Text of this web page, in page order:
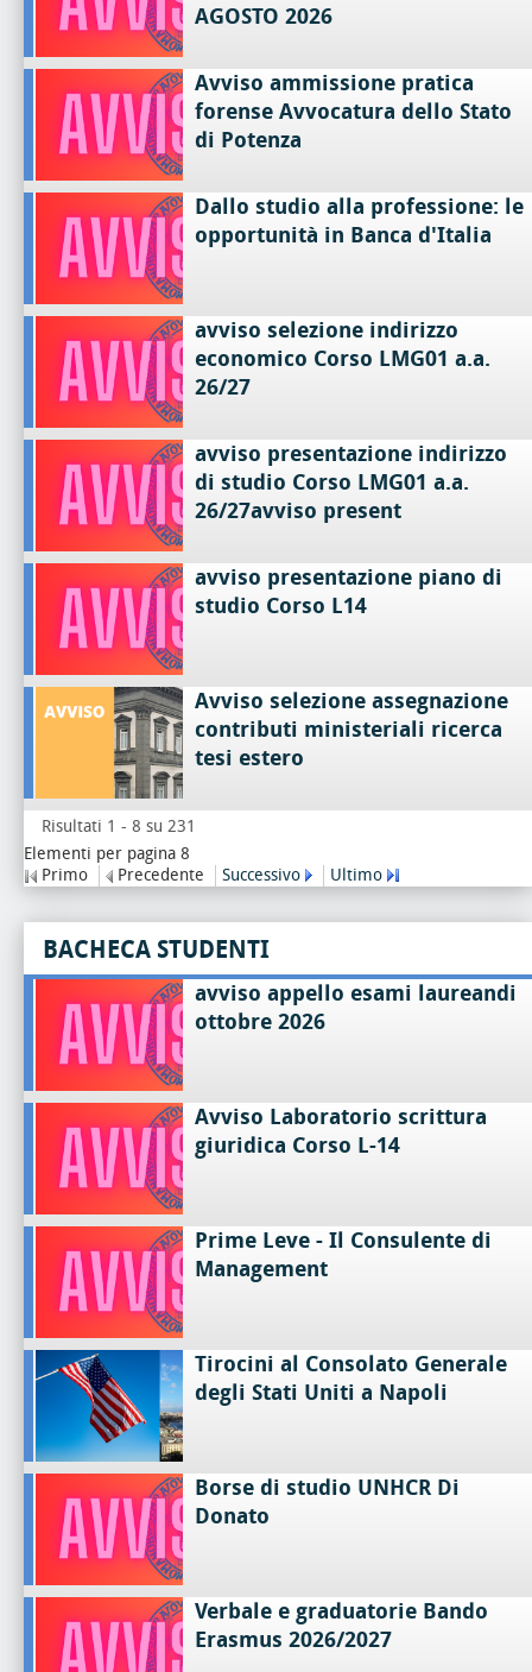
AGOSTO 2026
Avviso ammissione pratica
forense Avvocatura dello Stato
di Potenza
Dallo studio alla professione: le
opportunità in Banca d'Italia
avviso selezione indirizzo
economico Corso LMG01 a.a.
26/27
avviso presentazione indirizzo
di studio Corso LMG01 a.a.
26/27avviso present
avviso presentazione piano di
studio Corso L14
Avviso selezione assegnazione
contributi ministeriali ricerca
tesi estero
Risultati 1 - 8 su 231
Elementi per pagina 8
Primo
Precedente Successivo Ultimo
BACHECA STUDENTI
avviso appello esami laureandi
ottobre 2026
Avviso Laboratorio scrittura
giuridica Corso L-14
Prime Leve - Il Consulente di
Management
Tirocini al Consolato Generale
degli Stati Uniti a Napoli
Borse di studio UNHCR Di
Donato
Verbale e graduatorie Bando
Erasmus 2026/2027